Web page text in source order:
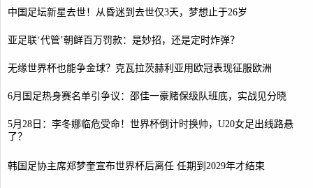
中国足坛新星去世！从昏迷到去世仅3天，梦想止于26岁
亚足联‘代管’朝鲜百万罚款：是妙招，还是定时炸弹？
无缘世界杯也能争金球？克瓦拉茨赫利亚用欧冠表现征服欧洲
6月国足热身赛名单引争议：邵佳一豪赌保级队班底，实战见分晓
5月28日：李冬娜临危受命！世界杯倒计时换帅，U20女足出线路悬
了？
韩国足协主席郑梦奎宣布世界杯后离任 任期到2029年才结束